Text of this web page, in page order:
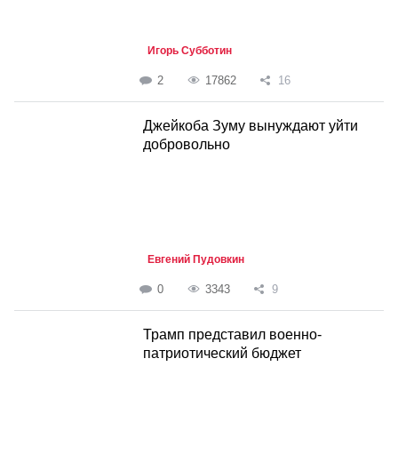
Игорь Субботин
2 17862 16
Джейкоба Зуму вынуждают уйти
добровольно
Евгений Пудовкин
0 3343 9
Трамп представил военно-
патриотический бюджет